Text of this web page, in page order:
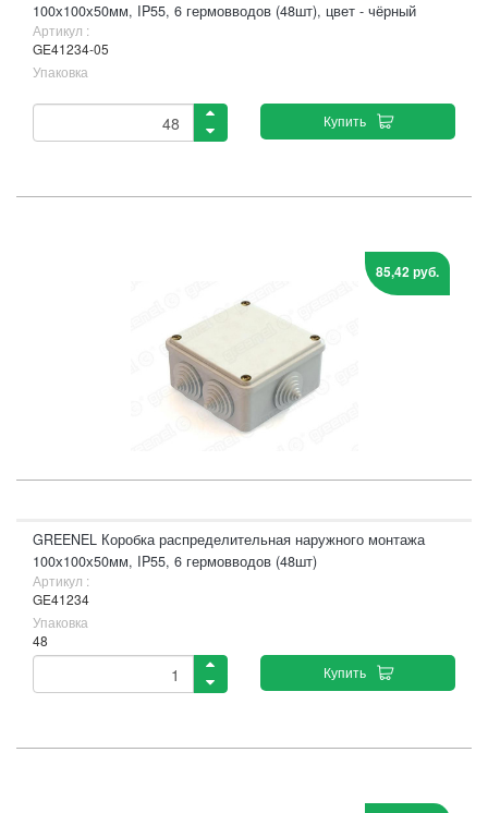
100х100х50мм, IP55, 6 гермовводов (48шт), цвет - чёрный
Артикул :
GE41234-05
Упаковка
Купить
85,42 руб.
GREENEL Коробка распределительная наружного монтажа
100х100х50мм, IP55, 6 гермовводов (48шт)
Артикул :
GE41234
Упаковка
48
Купить